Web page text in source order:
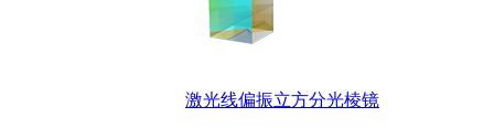
激光线偏振立方分光棱镜